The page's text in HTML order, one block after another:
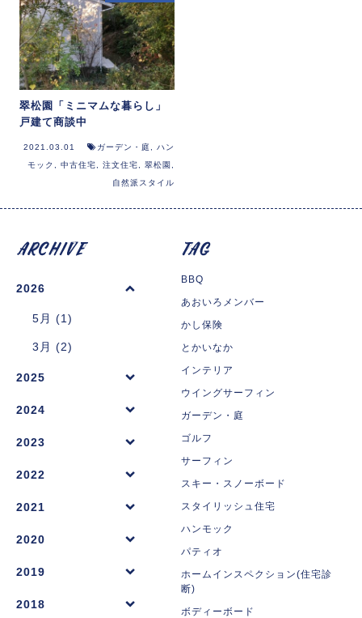
翠松園「ミニマムな暮らし」
戸建て商談中
2021.03.01 ガーデン・庭
ハン
モック
中古住宅 注文住宅 翠松園
自然派スタイル
2026
5月 (1)
3月 (2)
2025
2024
2023
2022
2021
2020
2019
2018
BBQ
あおいろメンバー
かし保険
とかいなか
インテリア
ウイングサーフィン
ガーデン・庭
ゴルフ
サーフィン
スキー・スノーボード
スタイリッシュ住宅
ハンモック
パティオ
ホームインスペクション(住宅診
断)
ボディーボード